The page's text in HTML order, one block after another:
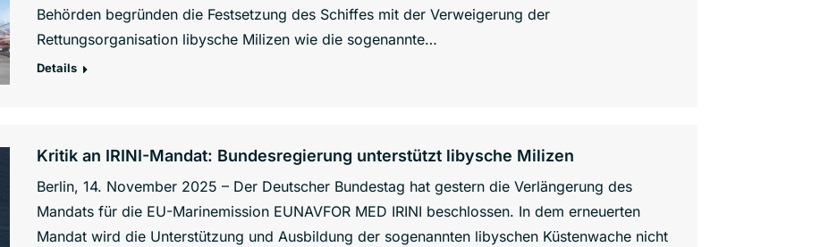
Behörden begründen die Festsetzung des Schiffes mit der Verweigerung der
Rettungsorganisation libysche Milizen wie die sogenannte…
Details
Kritik an IRINI-Mandat: Bundesregierung unterstützt libysche Milizen
Berlin, 14. November 2025 – Der Deutscher Bundestag hat gestern die Verlängerung des
Mandats für die EU-Marinemission EUNAVFOR MED IRINI beschlossen. In dem erneuerten
Mandat wird die Unterstützung und Ausbildung der sogenannten libyschen Küstenwache nicht